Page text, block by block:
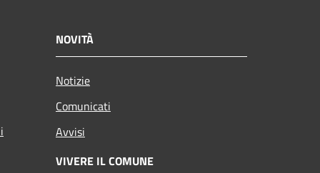
NOVITÀ
Notizie
Comunicati
Avvisi
VIVERE IL COMUNE